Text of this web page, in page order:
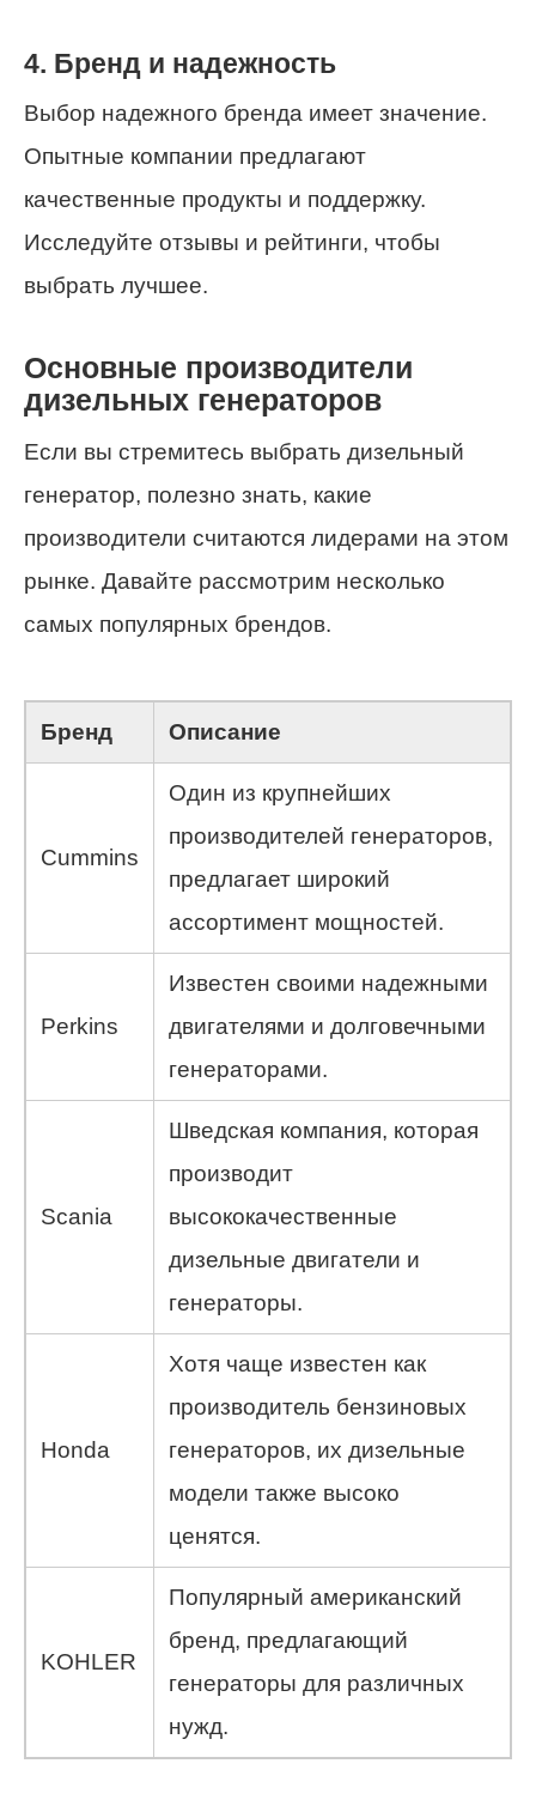
4. Бренд и надежность
Выбор надежного бренда имеет значение.
Опытные компании предлагают
качественные продукты и поддержку.
Исследуйте отзывы и рейтинги, чтобы
выбрать лучшее.
Основные производители
дизельных генераторов
Если вы стремитесь выбрать дизельный
генератор, полезно знать, какие
производители считаются лидерами на этом
рынке. Давайте рассмотрим несколько
самых популярных брендов.
Бренд Описание
Cummins
Один из крупнейших
производителей генераторов,
предлагает широкий
ассортимент мощностей.
Perkins
Известен своими надежными
двигателями и долговечными
генераторами.
Scania
Шведская компания, которая
производит
высококачественные
дизельные двигатели и
генераторы.
Honda
Хотя чаще известен как
производитель бензиновых
генераторов, их дизельные
модели также высоко
ценятся.
KOHLER
Популярный американский
бренд, предлагающий
генераторы для различных
нужд.